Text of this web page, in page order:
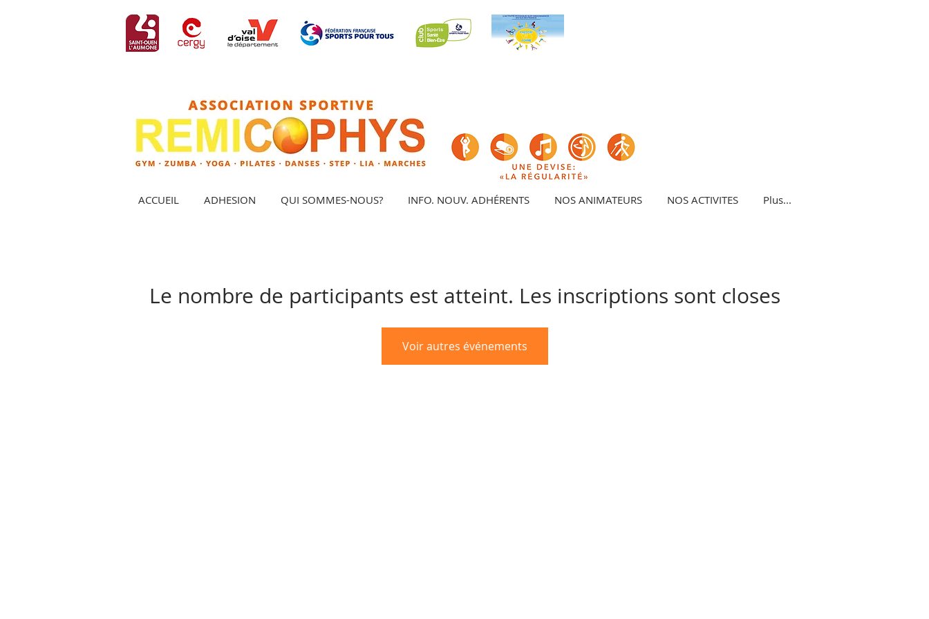
ACCUEIL ADHESION QUI SOMMES-NOUS? INFO. NOUV. ADHÉRENTS NOS ANIMATEURS NOS ACTIVITES Plus...
Le nombre de participants est atteint. Les inscriptions sont closes
Voir autres événements